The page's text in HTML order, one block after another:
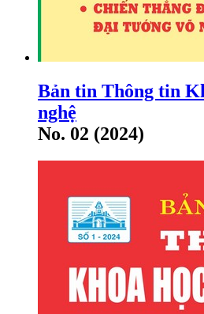
Bản tin Thông tin
nghệ
No. 02 (2024)